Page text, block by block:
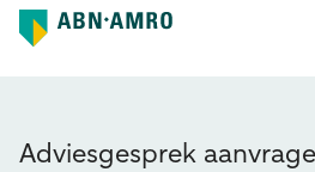
Adviesgesprek